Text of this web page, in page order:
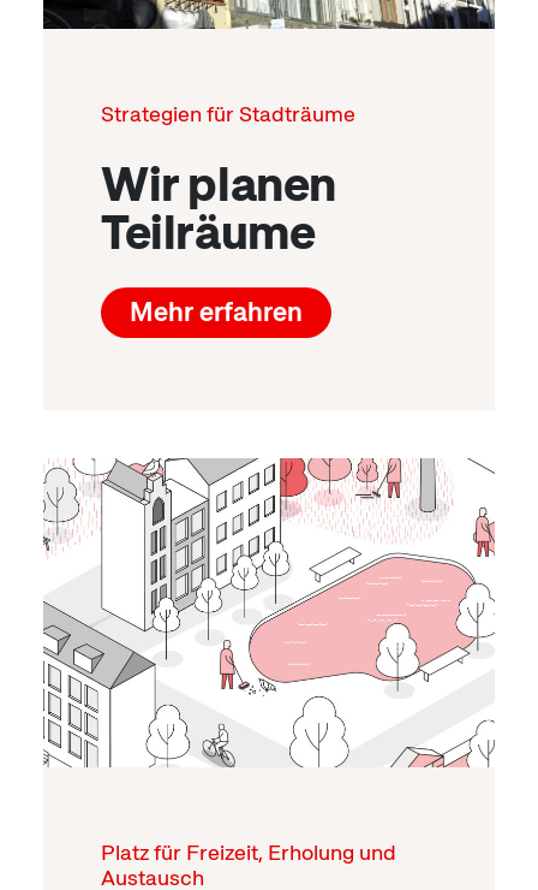
Strategien für Stadträume
Wir planen
Teilräume
Mehr erfahren
Platz für Freizeit, Erholung und
Austausch